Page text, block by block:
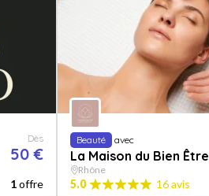
Dès
50 €
1offre
Beauté avec
La Maison du Bien Être
Rhône
5.0 16 avis